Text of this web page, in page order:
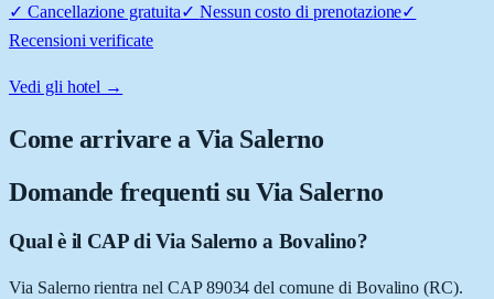
✓ Cancellazione gratuita✓ Nessun costo di prenotazione✓
Recensioni verificate
Vedi gli hotel →
Come arrivare aVia Salerno
Domande frequenti su Via Salerno
Qual è il CAP di Via Salerno a Bovalino?
Via Salerno rientra nel CAP 89034 del comune di Bovalino (RC).